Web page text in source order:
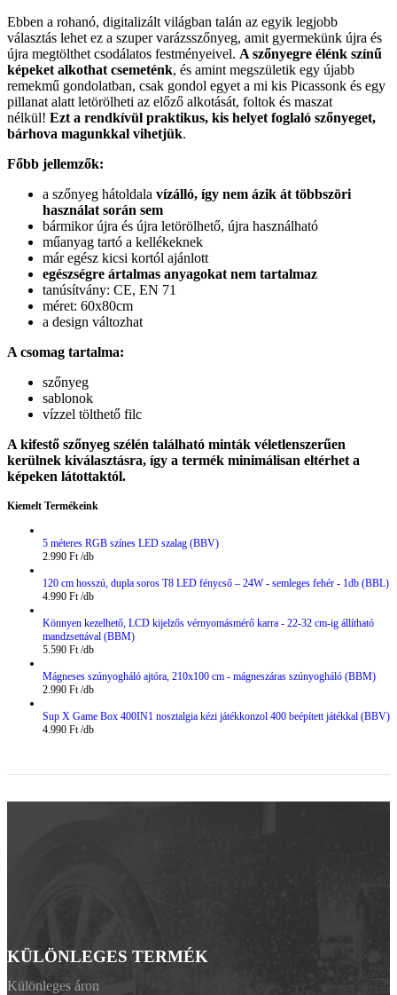
Ebben a rohanó, digitalizált világban talán az egyik legjobb
választás lehet ez a szuper varázsszőnyeg, amit gyermekünk újra és
újra megtölthet csodálatos festményeivel. A szőnyegre élénk színű
képeket alkothat csemeténk, és amint megszületik egy újabb
remekmű gondolatban, csak gondol egyet a mi kis Picassonk és egy
pillanat alatt letörölheti az előző alkotását, foltok és maszat
nélkül! Ezt a rendkívül praktikus, kis helyet foglaló szőnyeget,
bárhova magunkkal vihetjük.
Főbb jellemzők:
a szőnyeg hátoldala vízálló, így nem ázik át többszöri
használat során sem
bármikor újra és újra letörölhető, újra használható
műanyag tartó a kellékeknek
már egész kicsi kortól ajánlott
egészségre ártalmas anyagokat nem tartalmaz
tanúsítvány: CE, EN 71
méret: 60x80cm
a design változhat
A csomag tartalma:
szőnyeg
sablonok
vízzel tölthető filc
A kifestő szőnyeg szélén található minták véletlenszerűen
kerülnek kiválasztásra, így a termék minimálisan eltérhet a
képeken látottaktól.
Kiemelt Termékeink
5 méteres RGB színes LED szalag (BBV)
2.990 Ft
120 cm hosszú, dupla soros T8 LED fénycső – 24W - semleges fehér - 1db (BBL)
4.990 Ft
Könnyen kezelhető, LCD kijelzős vérnyomásmérő karra - 22-32 cm-ig állítható
mandzsettával (BBM)
5.590 Ft
Mágneses szúnyogháló ajtóra, 210x100 cm - mágneszáras szúnyogháló (BBM)
2.990 Ft
Sup X Game Box 400IN1 nosztalgia kézi játékkonzol 400 beépített játékkal (BBV)
4.990 Ft
KÜLÖNLEGES TERMÉK
Különleges áron